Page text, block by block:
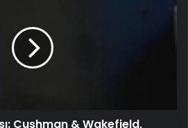
Cushman & Wakefield,